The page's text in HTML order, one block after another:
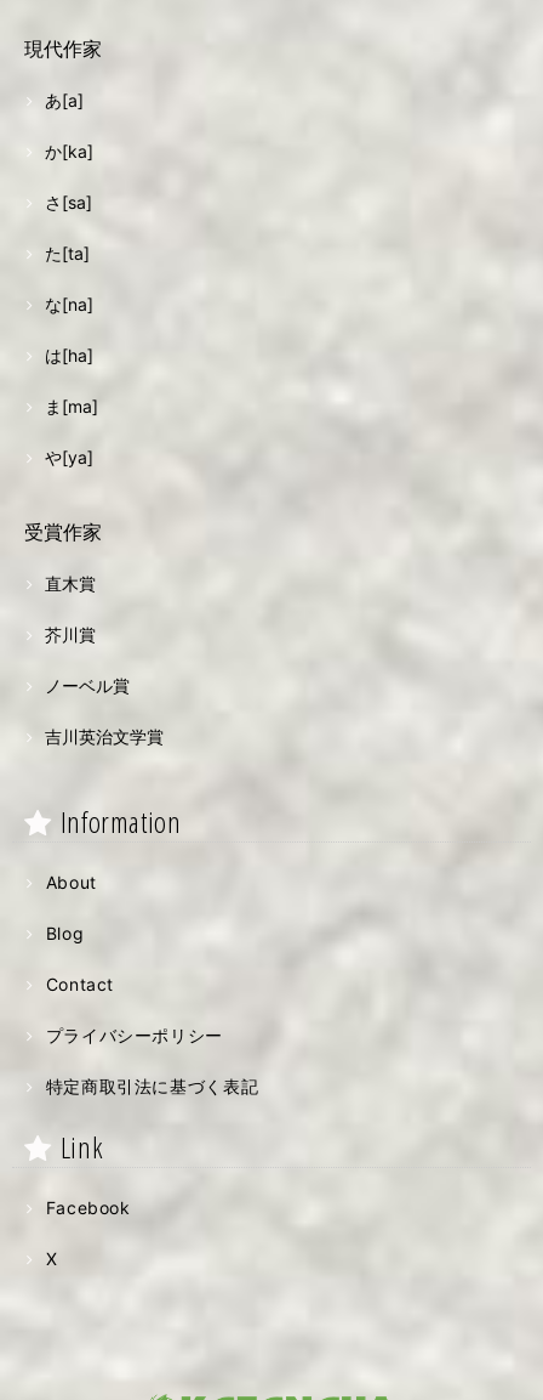
現代作家
あ[a]
か[ka]
さ[sa]
た[ta]
な[na]
は[ha]
ま[ma]
や[ya]
受賞作家
直木賞
芥川賞
ノーベル賞
吉川英治文学賞
Information
About
Blog
Contact
プライバシーポリシー
特定商取引法に基づく表記
Link
Facebook
X